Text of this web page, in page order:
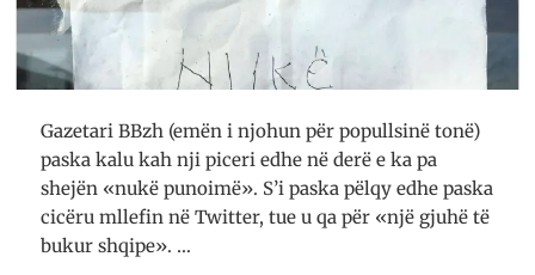
Gazetari BBzh (emën i njohun për popullsinë tonë)
paska kalu kah nji piceri edhe në derë e ka pa
shejën «nukë punoimë». S’i paska pëlqy edhe paska
cicëru mllefin në Twitter, tue u qa për «një gjuhë të
bukur shqipe». …